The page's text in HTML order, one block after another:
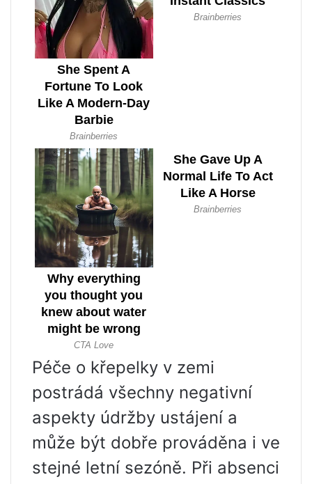
Péče o křepelky v zemi
postrádá všechny negativní
aspekty údržby ustájení a
může být dobře prováděna i ve
stejné letní sezóně. Při absenci